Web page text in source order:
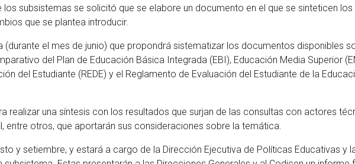
los subsistemas se solicitó que se elabore un documento en el que se sinteticen los
que se plantea introducir.
(durante el mes de junio) que propondrá sistematizar los documentos disponibles
del Plan de Educación Básica Integrada (EBI), Educación Media Superior
del Estudiante (REDE) y el Reglamento de Evaluación del Estudiante de la
realizar una síntesis con los resultados que surjan de las consultas con actores
entre otros, que aportarán sus consideraciones sobre la temática.
y setiembre, y estará a cargo de la Dirección Ejecutiva de Políticas Educativas y